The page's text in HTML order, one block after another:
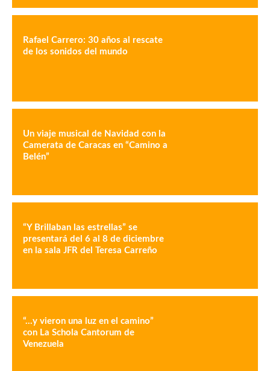
Rafael Carrero: 30 años al rescate
de los sonidos del mundo
Un viaje musical de Navidad con la
Camerata de Caracas en “Camino a
Belén”
“Y Brillaban las estrellas” se
presentará del 6 al 8 de diciembre
en la sala JFR del Teresa Carreño
“…y vieron una luz en el camino”
con La Schola Cantorum de
Venezuela